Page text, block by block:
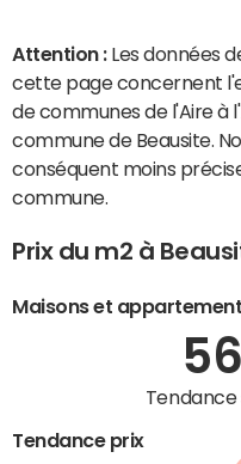
Attention : Les données
cette page concernent
de communes de l'Aire à
commune de Beausite.
conséquent moins
commune.
Prix du m2 à
Maisons et
Tendance
Tendance prix